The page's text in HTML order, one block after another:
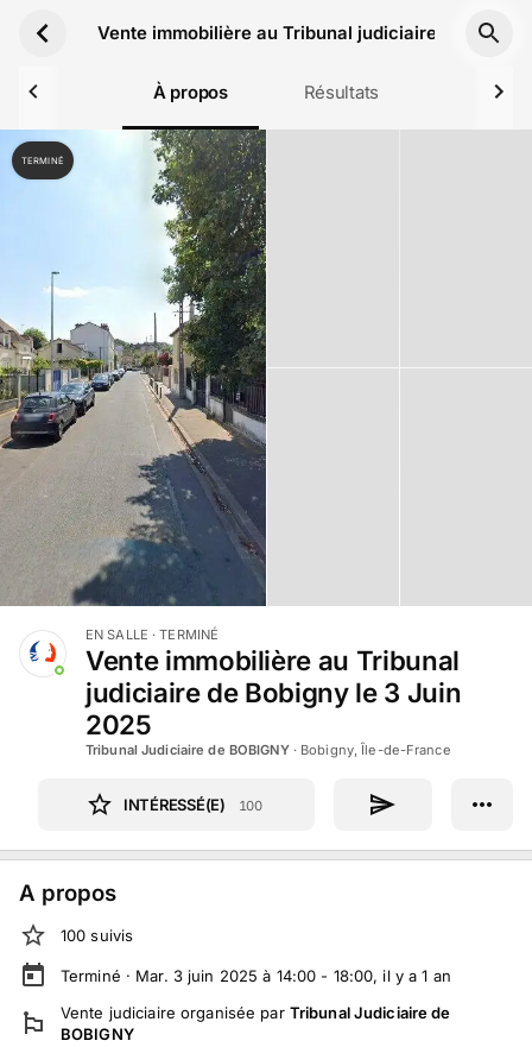
Vente immobilière au Tribunal judiciaire de
À propos Résultats
TERMINÉ
EN SALLE · TERMINÉ
Vente immobilière au Tribunal
judiciaire de Bobigny le 3 Juin
2025
Tribunal Judiciaire de BOBIGNY· Bobigny, Île-de-France
INTÉRESSÉ(E) 100
A propos
100 suivis
Terminé · Mar. 3 juin 2025 à 14:00 - 18:00, il y a1 an
Vente judiciaire organisée par Tribunal Judiciaire de
BOBIGNY